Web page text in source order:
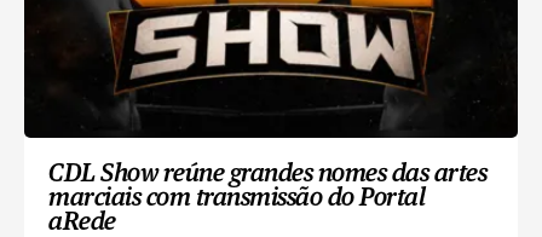
CDL Show reúne grandes nomes das artes
marciais com transmissão do Portal
aRede